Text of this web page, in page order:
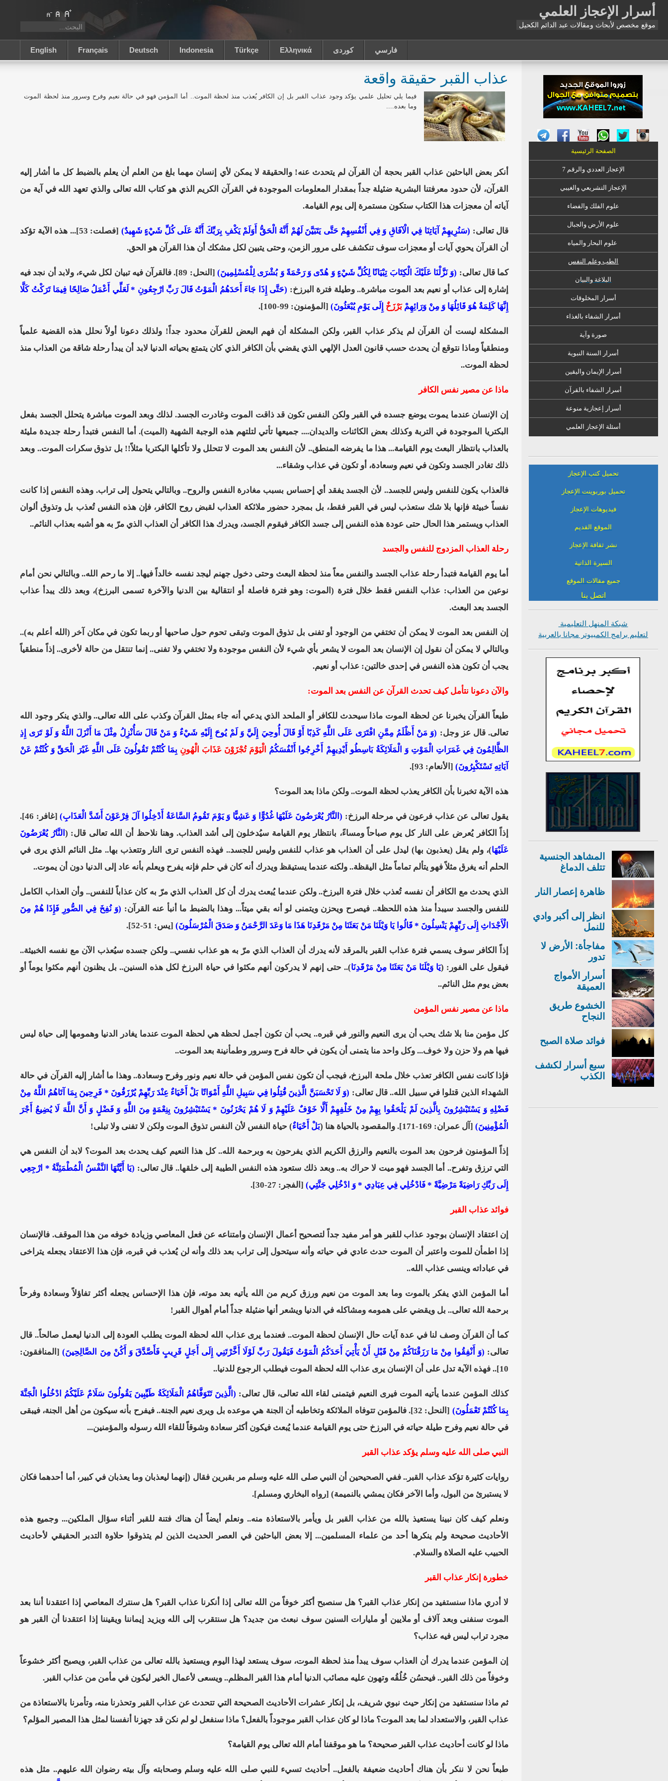
أسرار الإعجاز العلمي
موقع مخصص لأبحاث ومقالات عبد الدائم الكحيل
English Français Deutsch Indonesia Türkçe Ελληνικά كوردى فارسي
عذاب القبر حقيقة واقعة
فيما يلي تحليل علمي يؤكد وجود عذاب القبر بل إن الكافر يُعذب منذ لحظة الموت.. أما المؤمن فهو في حالة نعيم وفرح وسرور منذ لحظة الموت
وما بعده....
أنكر بعض الباحثين عذاب القبر بحجة أن القرآن لم يتحدث عنه! والحقيقة لا يمكن لأي إنسان مهما بلغ من العلم أن يعلم بالضبط كل ما أشار إليه
القرآن، لأن حدود معرفتنا البشرية ضئيلة جداً بمقدار المعلومات الموجودة في القرآن الكريم الذي هو كتاب الله تعالى والذي تعهد الله في آية من
آياته أن معجزات هذا الكتاب ستكون مستمرة إلى يوم القيامة.
قال تعالى: (سَنُرِيهِمْ آيَاتِنَا فِي الْآفَاقِ وَ فِي أَنْفُسِهِمْ حَتَّى يَتَبَيَّنَ لَهُمْ أَنَّهُ الْحَقُّ أَوَلَمْ يَكْفِ بِرَبِّكَ أَنَّهُ عَلَى كُلِّ شَيْءٍ شَهِيدٌ)
[فصلت: 53]... هذه الآية تؤكد
أن القرآن يحوي آيات أو معجزات سوف تنكشف على مرور الزمن، وحتى يتبين لكل مشكك أن هذا القرآن هو الحق.
كما قال تعالى: (وَ نَزَّلْنَا عَلَيْكَ الْكِتَابَ تِبْيَانًا لِكُلِّ شَيْءٍ وَ هُدًى وَ رَحْمَةً وَ بُشْرَى لِلْمُسْلِمِينَ)
[النحل: 89]. فالقرآن فيه تبيان لكل شيء، ولابد أن نجد فيه
إشارة إلى عذاب أو نعيم بعد الموت مباشرة.. وطيلة فترة البرزخ: (حَتَّى إِذَا جَاءَ أَحَدَهُمُ الْمَوْتُ قَالَ رَبِّ ارْجِعُونِ * لَعَلِّي أَعْمَلُ صَالِحًا فِيمَا تَرَكْتُ كَلَّا
إِنَّهَا كَلِمَةٌ هُوَ قَائِلُهَا وَ مِنْ وَرَائِهِمْبَرْزَخٌ إِلَى يَوْمِ يُبْعَثُونَ)[المؤمنون: 99-100].
المشكلة ليست أن القرآن لم يذكر عذاب القبر، ولكن المشكلة أن فهم البعض للقرآن محدود جداً! ولذلك دعونا أولاً نحلل هذه القضية علمياً
ومنطقياً وماذا نتوقع أن يحدث حسب قانون العدل الإلهي الذي يقضي بأن الكافر الذي كان يتمتع بحياته الدنيا لابد أن يبدأ رحلة شاقة من العذاب منذ
لحظة الموت..
ماذا عن مصير نفس الكافر
إن الإنسان عندما يموت يوضع جسده في القبر ولكن النفس تكون قد ذاقت الموت وغادرت الجسد. لذلك وبعد الموت مباشرة يتحلل الجسد بفعل
البكتريا الموجودة في التربة وكذلك بعض الكائنات والديدان.... جميعها تأتي لتلتهم هذه الوجبة الشهية (الميت). أما النفس فتبدأ رحلة جديدة مليئة
بالعذاب بانتظار البعث يوم القيامة... هذا ما يفرضه المنطق.. لأن النفس بعد الموت لا تتحلل ولا تأكلها البكتريا مثلاً!! بل تذوق سكرات الموت.. وبعد
ذلك تغادر الجسد وتكون في نعيم وسعادة، أو تكون في عذاب وشقاء...
فالعذاب يكون للنفس وليس للجسد.. لأن الجسد يفقد أي إحساس بسبب مغادرة النفس والروح.. وبالتالي يتحول إلى تراب. وهذه النفس إذا كانت
نفساً خبيثة فإنها بلا شك ستعذب ليس في القبر فقط، بل بمجرد حضور ملائكة العذاب لقبض روح الكافر، فإن هذه النفس تُعذب بل وتذوق ألوان
العذاب ويستمر هذا الحال حتى عودة هذه النفس إلى جسد الكافر فيقوم الجسد، ويدرك هذا الكافر أن العذاب الذي مرّ به هو أشبه بعذاب النائم..
رحلة العذاب المزدوج للنفس والجسد
أما يوم القيامة فتبدأ رحلة عذاب الجسد والنفس معاً منذ لحظة البعث وحتى دخول جهنم ليجد نفسه خالداً فيها.. إلا ما رحم الله.. وبالتالي نحن أمام
نوعين من العذاب: عذاب النفس فقط خلال فترة (الموت: وهو فترة فاصلة أو انتقالية بين الدنيا والآخرة تسمى البرزخ)، وبعد ذلك يبدأ عذاب
الجسد بعد البعث.
إن النفس بعد الموت لا يمكن أن تختفي من الوجود أو تفنى بل تذوق الموت وتبقى تحوم حول صاحبها أو ربما تكون في مكان آخر (الله أعلم به)..
وبالتالي لا يمكن أن نقول إن الإنسان بعد الموت لا يشعر بأي شيء لأن النفس موجودة ولا تختفي ولا تفنى.. إنما تنتقل من حالة لأخرى.. إذاً منطقياً
يجب أن تكون هذه النفس في إحدى خالتين: عذاب أو نعيم.
والآن دعونا نتأمل كيف تحدث القرآن عن النفس بعد الموت:
طبعاً القرآن يخبرنا عن لحظة الموت ماذا سيحدث للكافر أو الملحد الذي يدعي أنه جاء بمثل القرآن وكذب على الله تعالى.. والذي ينكر وجود الله
تعالى. قال عز وجل: (وَ مَنْ أَظْلَمُ مِمَّنِ افْتَرَى عَلَى اللَّهِ كَذِبًا أَوْ قَالَ أُوحِيَ إِلَيَّ وَ لَمْ يُوحَ إِلَيْهِ شَيْءٌ وَ مَنْ قَالَ سَأُنْزِلُ مِثْلَ مَا أَنْزَلَ اللَّهُ وَ لَوْ تَرَى إِذِ
الظَّالِمُونَ فِي غَمَرَاتِ الْمَوْتِ وَ الْمَلَائِكَةُ بَاسِطُو أَيْدِيهِمْ أَخْرِجُوا أَنْفُسَكُمُ الْيَوْمَ تُجْزَوْنَ عَذَابَ الْهُونِ بِمَا كُنْتُمْ تَقُولُونَ عَلَى اللَّهِ غَيْرَ الْحَقِّ وَ كُنْتُمْ عَنْ
آيَاتِهِ تَسْتَكْبِرُونَ) [الأنعام: 93].
هذه الآية تخبرنا بأن الكافر يعذب لحظة الموت.. ولكن ماذا بعد الموت؟
يقول تعالى عن عذاب فرعون في مرحلة البرزخ: (النَّارُ يُعْرَضُونَ عَلَيْهَا غُدُوًّا وَ عَشِيًّا وَ يَوْمَ تَقُومُ السَّاعَةُ أَدْخِلُوا آلَ فِرْعَوْنَ أَشَدَّ الْعَذَابِ)
[غافر: 46].
إذاً الكافر يُعرض على النار كل يوم صباحاً ومساءً، بانتظار يوم القيامة سيُدخلون إلى أشد العذاب. وهنا نلاحظ أن الله تعالى قال: ( النَّارُ يُعْرَضُونَ
عَلَيْهَا)، ولم يقل (يعذبون بها) ليدل على أن العذاب هو عذاب للنفس وليس للجسد.. فهذه النفس ترى النار وتتعذب بها.. مثل النائم الذي يرى في
الحلم أنه يغرق مثلاً فهو يتألم تماماً مثل اليقظة.. ولكنه عندما يستيقظ ويدرك أنه كان في حلم فإنه يفرح ويعلم بأنه عاد إلى الدنيا دون أن يموت..
الذي يحدث مع الكافر أن نفسه تُعذب خلال فترة البرزخ.. ولكن عندما يُبعث يدرك أن كل العذاب الذي مرّ به كان عذاباً للنفس.. وأن العذاب الكامل
للنفس والجسد سيبدأ منذ هذه اللحظة.. فيصرح ويحزن ويتمنى لو أنه بقي ميتاً... وهذا بالضبط ما أنبأ عنه القرآن: (وَ نُفِخَ فِي الصُّورِ فَإِذَا هُمْ مِنَ
الْأَجْدَاثِ إِلَى رَبِّهِمْ يَنْسِلُونَ * قَالُوا يَا وَيْلَنَا مَنْ بَعَثَنَا مِنْ مَرْقَدِنَا هَذَا مَا وَعَدَ الرَّحْمَنُ وَ صَدَقَ الْمُرْسَلُونَ)[يس: 51-52].
إذاً الكافر سوف يسمي فترة عذاب القبر بالمرقد لأنه يدرك أن العذاب الذي مرّ به هو عذاب نفسي.. ولكن جسده سيُعذب الآن مع نفسه الخبيثة..
فيقول على الفور: (يَا وَيْلَنَا مَنْ بَعَثَنَا مِنْ مَرْقَدِنَا).. حتى إنهم لا يدركون أنهم مكثوا في حياة البرزخ لكل هذه السنين.. بل يظنون أنهم مكثوا يوماً أو
بعض يوم مثل النائم..
ماذا عن مصير نفس المؤمن
كل مؤمن منا بلا شك يحب أن يرى النعيم والنور في قبره.. يحب أن تكون أجمل لحظة هي لحظة الموت عندما يغادر الدنيا وهمومها إلى حياة ليس
فيها هم ولا حزن ولا خوف... وكل واحد منا يتمنى أن يكون في حالة فرح وسرور وطمأنينة بعد الموت..
فإذا كانت نفس الكافر تعذب خلال ملحة البرزخ، فيجب أن تكون نفس المؤمن في حالة نعيم ونور وفرح وسعادة.. وهذا ما أشار إليه القرآن في حالة
الشهداء الذين قتلوا في سبيل الله.. قال تعالى: (وَ لَا تَحْسَبَنَّ الَّذِينَ قُتِلُوا فِي سَبِيلِ اللَّهِ أَمْوَاتًا بَلْ أَحْيَاءٌ عِنْدَ رَبِّهِمْ يُرْزَقُونَ * فَرِحِينَ بِمَا آتَاهُمُ اللَّهُ مِنْ
فَضْلِهِ وَ يَسْتَبْشِرُونَ بِالَّذِينَ لَمْ يَلْحَقُوا بِهِمْ مِنْ خَلْفِهِمْ أَلَّا خَوْفٌ عَلَيْهِمْ وَ لَا هُمْ يَحْزَنُونَ * يَسْتَبْشِرُونَ بِنِعْمَةٍ مِنَ اللَّهِ وَ فَضْلٍ وَ أَنَّ اللَّهَ لَا يُضِيعُ أَجْرَ
الْمُؤْمِنِينَ) [آل عمران: 169-171]. والمقصود بالحياة هنا ( بَلْ أَحْيَاءٌ) حياة النفس لأن النفس تذوق الموت ولكن لا تفنى ولا تبلى!
إذاً المؤمنون فرحون بعد الموت بالنعيم والرزق الكريم الذي يفرحون به وبرحمة الله.. كل هذا النعيم كيف يحدث بعد الموت؟ لابد أن النفس هي
التي ترزق وتفرح.. أما الجسد فهو ميت لا حراك به.. وبعد ذلك ستعود هذه النفس الطيبة إلى خلقها.. قال تعالى: (يَا أَيَّتُهَا النَّفْسُ الْمُطْمَئِنَّةُ * ارْجِعِي
إِلَى رَبِّكِ رَاضِيَةً مَرْضِيَّةً * فَادْخُلِي فِي عِبَادِي * وَ ادْخُلِي جَنَّتِي)[الفجر: 27-30].
فوائد عذاب القبر
إن اعتقاد الإنسان بوجود عذاب للقبر هو أمر مفيد جداً لتصحيح أعمال الإنسان وامتناعه عن فعل المعاصي وزيادة خوفه من هذا الموقف. فالإنسان
إذا اطمأن للموت واعتبر أن الموت حدث عادي في حياته وأنه سيتحول إلى تراب بعد ذلك وأنه لن يُعذب في قبره، فإن هذا الاعتقاد يجعله يتراخى
في عباداته وينسى عذاب الله..
أما المؤمن الذي يفكر بالموت وما بعد الموت من نعيم ورزق كريم من الله يأتيه بعد موته، فإن هذا الإحساس يجعله أكثر تفاؤلاً وسعادة وفرحاً
برحمة الله تعالى.. بل ويقضي على همومه ومشاكله في الدنيا ويشعر أنها ضئيلة جداً أمام أهوال القبر!
كما أن القرآن وصف لنا في عدة آيات حال الإنسان لحظة الموت.. فعندما يرى عذاب الله لحظة الموت يطلب العودة إلى الدنيا ليعمل صالحاً.. قال
تعالى: (وَ أَنْفِقُوا مِنْ مَا رَزَقْنَاكُمْ مِنْ قَبْلِ أَنْ يَأْتِيَ أَحَدَكُمُ الْمَوْتُ فَيَقُولَ رَبِّ لَوْلَا أَخَّرْتَنِي إِلَى أَجَلٍ قَرِيبٍ فَأَصَّدَّقَ وَ أَكُنْ مِنَ الصَّالِحِينَ) [المنافقون:
10].. فهذه الآية تدل على أن الإنسان يرى عذاب الله لحظة الموت فيطلب الرجوع للدنيا..
كذلك المؤمن عندما يأتيه الموت فيرى النعيم فيتمنى لقاء الله تعالى، قال تعالى: (الَّذِينَ تَتَوَفَّاهُمُ الْمَلَائِكَةُ طَيِّبِينَ يَقُولُونَ سَلَامٌ عَلَيْكُمُ ادْخُلُوا الْجَنَّةَ
بِمَا كُنْتُمْ تَعْمَلُونَ)
[النحل: 32]. فالمؤمن تتوفاه الملائكة وتخاطبه أن الجنة هي موعده بل ويرى نعيم الجنة.. فيفرح بأنه سيكون من أهل الجنة، فيبقى
في حالة نعيم وفرح طيلة حياته في البرزخ حتى يوم القيامة عندما يُبعث فيكون أكثر سعادة وشوقاً للقاء الله رسوله والمؤمنين...
النبي صلى الله عليه وسلم يؤكد عذاب القبر
روايات كثيرة تؤكد عذاب القبر.. ففي الصحيحين أن النبي صلى الله عليه وسلم مر بقبرين فقال (إنهما ليعذبان وما يعذبان في كبير، أما أحدهما فكان
لا يستبرئ من البول، وأما الآخر فكان يمشي بالنميمة) [رواه البخاري ومسلم].
ونعلم كيف كان نبينا يستعيذ بالله من عذاب القبر بل ويأمر بالاستعاذة منه.. ونعلم أيضاً أن هناك فتنة للقبر أثناء سؤال الملكين... وجميع هذه
الأحاديث صحيحة ولم ينكرها أحد من علماء المسلمين... إلا بعض الباحثين في العصر الحديث الذين لم يتذوقوا حلاوة التدبر الحقيقي لأحاديث
الحبيب عليه الصلاة والسلام.
خطورة إنكار عذاب القبر
لا أدري ماذا سنستفيد من إنكار عذاب القبر؟ هل سنصبح أكثر خوفاً من الله تعالى إذا أنكرنا عذاب القبر؟ هل سنترك المعاصي إذا اعتقدنا أننا بعد
الموت سنفنى وبعد آلاف أو ملايين أو مليارات السنين سوف نبعث من جديد؟ هل سنتقرب إلى الله ويزيد إيماننا ويقيننا إذا اعتقدنا أن القبر هو
مجرد تراب ليس فيه عذاب؟
إن المؤمن عندما يدرك أن العذاب سوف يبدأ منذ لحظة الموت، سوف يستعد لهذا اليوم ويستعيذ بالله تعالى من عذاب القبر، ويصبح أكثر خشوعاً
وخوفاً من ذلك القبر.. فيحسُن خُلُقُه وتهون عليه مصائب الدنيا أمام هذا القبر المظلم.. ويسعى لأعمال الخير ليكون في مأمن من عذاب القبر.
ثم ماذا سنستفيد من إنكار حيث نبوي شريف، بل إنكار عشرات الأحاديث الصحيحة التي تتحدث عن عذاب القبر وتحذرنا منه، وتأمرنا بالاستعاذة من
عذاب القبر، والاستعداد لما بعد الموت؟ ماذا لو كان عذاب القبر موجوداً بالفعل؟ ماذا سنفعل لو لم نكن قد جهزنا أنفسنا لمثل هذا المصير المؤلم؟
ماذا لو كانت أحاديث عذاب القبر صحيحة؟ ما هو موقفنا أمام الله تعالى يوم القيامة؟
طبعاً نحن لا ننكر بأن هناك أحاديث ضعيفة بالفعل.. أحاديث تسيء للنبي صلى الله عليه وسلم وصحابته وآل بيته رضوان الله عليهم.. مثل هذه
الصفحة الرئيسية
الإعجاز العددي والرقم 7
الإعجاز التشريعي والغيبي
علوم الفلك والفضاء
علوم الأرض والجبال
علوم البحار والمياه
الطب وعلم النفس
البلاغة والبيان
أسرار المخلوقات
أسرار الشفاء بالغذاء
صورة وآية
أسرار السنة النبوية
أسرار الإيمان واليقين
أسرار الشفاء بالقرآن
أسرار إعجازية منوعة
أسئلة الإعجاز العلمي
تحميل كتب الإعجاز
تحميل بوربوينت الإعجاز
فيديوهات الإعجاز
الموقع القديم
نشر ثقافة الإعجاز
السيرة الذاتية
جميع مقالات الموقع
اتصل بنا
شبكة المنهل التعليمية
لتعليم برامج الكمبيوتر مجانا بالعربية
المشاهد الجنسية
تتلف الدماغ
ظاهرة إعصار النار
انظر إلى أكبر وادي
للنمل
مفاجأة: الأرض لا
تدور
أسرار الأمواج
العميقة
الخشوع طريق
النجاح
فوائد صلاة الصبح
سبع أسرار لكشف
الكذب